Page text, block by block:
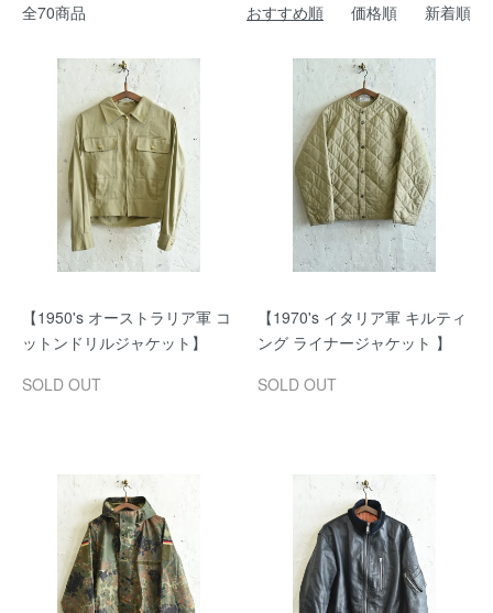
全70商品 おすすめ順 価格順 新着順
【1950's オーストラリア軍 コ
ットンドリルジャケット】
SOLD OUT
【1970's イタリア軍 キルティ
ング ライナージャケット 】
SOLD OUT